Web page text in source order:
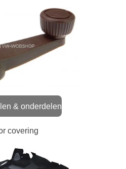
& onderdelen
covering